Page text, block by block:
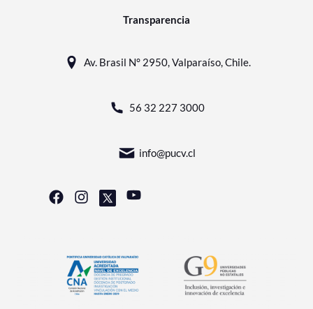
Transparencia
Av. Brasil N° 2950, Valparaíso, Chile.
56 32 227 3000
info@pucv.cl